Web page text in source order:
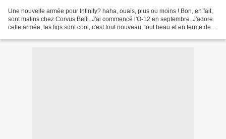
Une nouvelle armée pour Infinity? haha, ouais, plus ou moins ! Bon, en fait,
sont malins chez Corvus Belli. J'ai commencé l'O-12 en septembre. J'adore
cette armée, les figs sont cool, c'est tout nouveau, tout beau et en terme de